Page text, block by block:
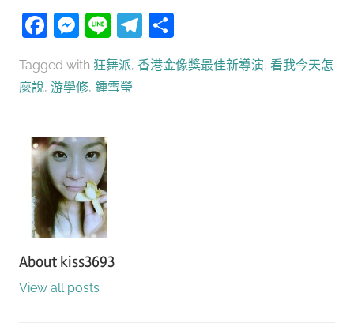
Facebook
Messenger
LineTelegram
Tagged with 狂舞派, 香港金像獎最佳新導演, 看我今天怎
麼說, 游學修, 鍾雪瑩
About kiss3693
View all posts